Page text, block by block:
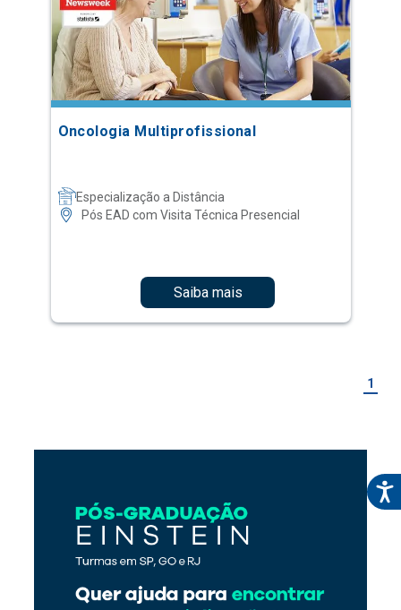
Oncologia Multiprofissional
Especialização a Distância
Pós EAD com Visita Técnica Presencial
Saiba mais
1